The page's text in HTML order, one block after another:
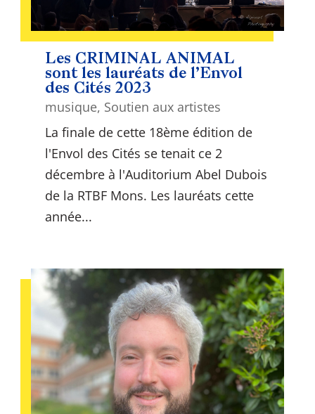
Les CRIMINAL ANIMAL
sont les lauréats de l’Envol
des Cités 2023
musique, Soutien aux artistes
La finale de cette 18ème édition de
l'Envol des Cités se tenait ce 2
décembre à l'Auditorium Abel Dubois
de la RTBF Mons. Les lauréats cette
année...